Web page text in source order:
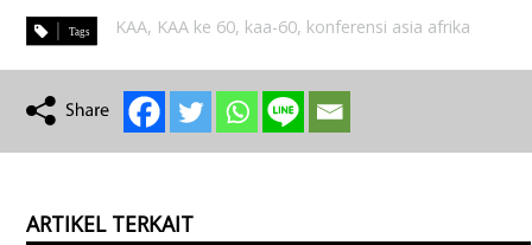
KAA, KAA ke 60, kaa-60, konferensi asia afrika
ARTIKEL TERKAIT